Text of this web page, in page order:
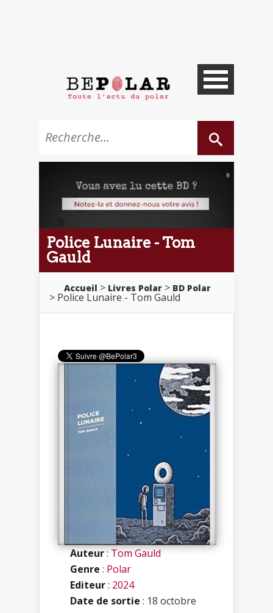
Police Lunaire - Tom
Gauld
Accueil Livres Polar BD Polar
Police Lunaire - Tom Gauld
Auteur:Tom Gauld
Genre : Polar
Editeur: 2024
Date de sortie : 18 octobre